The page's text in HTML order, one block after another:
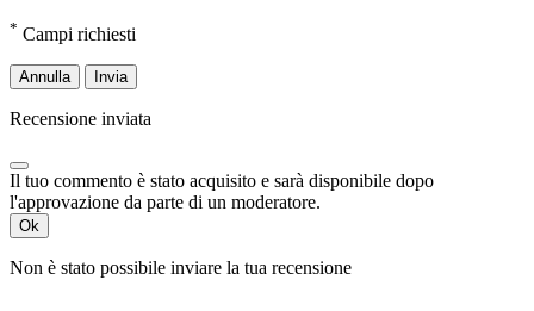
* Campi richiesti
Annulla Invia
Recensione inviata
Il tuo commento è stato acquisito e sarà disponibile dopo
l'approvazione da parte di un moderatore.
Ok
Non è stato possibile inviare la tua recensione